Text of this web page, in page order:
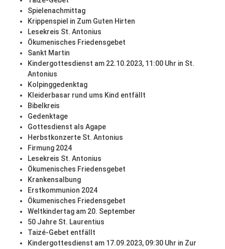
Spielenachmittag
Krippenspiel in Zum Guten Hirten
Lesekreis St. Antonius
Ökumenisches Friedensgebet
Sankt Martin
Kindergottesdienst am 22.10.2023, 11:00 Uhr in St.
Antonius
Kolpinggedenktag
Kleiderbasar rund ums Kind entfällt
Bibelkreis
Gedenktage
Gottesdienst als Agape
Herbstkonzerte St. Antonius
Firmung 2024
Lesekreis St. Antonius
Ökumenisches Friedensgebet
Krankensalbung
Erstkommunion 2024
Ökumenisches Friedensgebet
Weltkindertag am 20. September
50 Jahre St. Laurentius
Taizé-Gebet entfällt
Kindergottesdienst am 17.09.2023, 09:30 Uhr in Zur